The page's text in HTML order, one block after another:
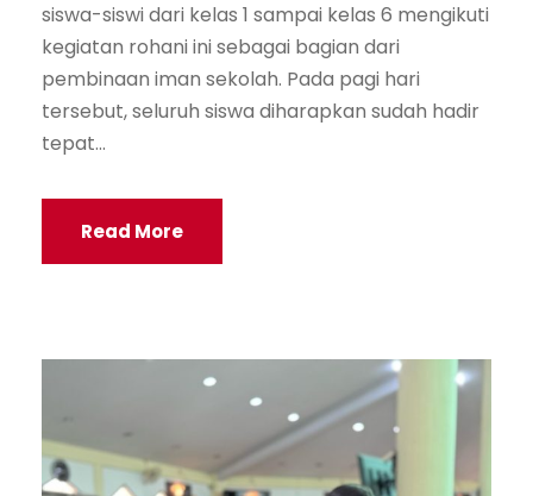
siswa-siswi dari kelas 1 sampai kelas 6 mengikuti
kegiatan rohani ini sebagai bagian dari
pembinaan iman sekolah. Pada pagi hari
tersebut, seluruh siswa diharapkan sudah hadir
tepat...
Read More